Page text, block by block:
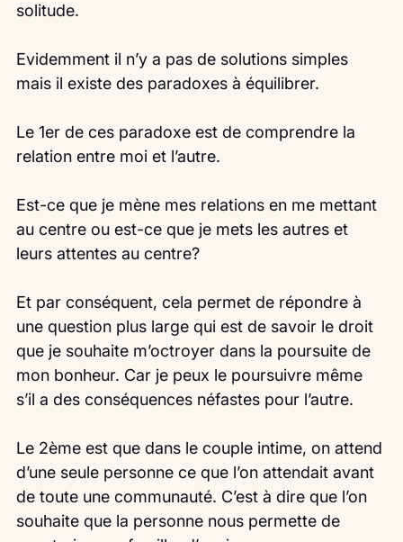
solitude.
Evidemment il n’y a pas de solutions simples
mais il existe des paradoxes à équilibrer.
Le 1er de ces paradoxe est de comprendre la
relation entre moi et l’autre.
Est-ce que je mène mes relations en me mettant
au centre ou est-ce que je mets les autres et
leurs attentes au centre?
Et par conséquent, cela permet de répondre à
une question plus large qui est de savoir le droit
que je souhaite m’octroyer dans la poursuite de
mon bonheur. Car je peux le poursuivre même
s’il a des conséquences néfastes pour l’autre.
Le 2ème est que dans le couple intime, on attend
d’une seule personne ce que l’on attendait avant
de toute une communauté. C’est à dire que l’on
souhaite que la personne nous permette de